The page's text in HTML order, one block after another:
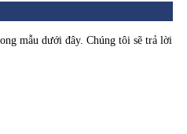
mẫu dưới đây. Chúng tôi sẽ trả lời